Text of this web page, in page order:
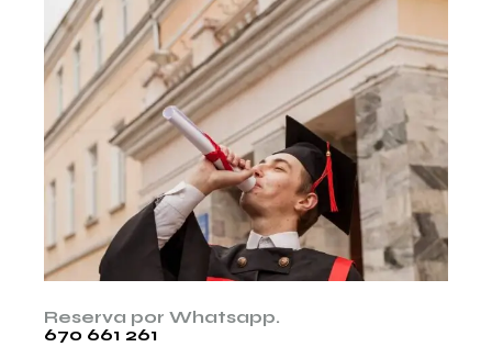
Reserva por Whatsapp.
670 661 261